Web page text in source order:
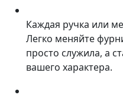
Каждая ручка или
Легко меняйте
просто служила, а
вашего характера.